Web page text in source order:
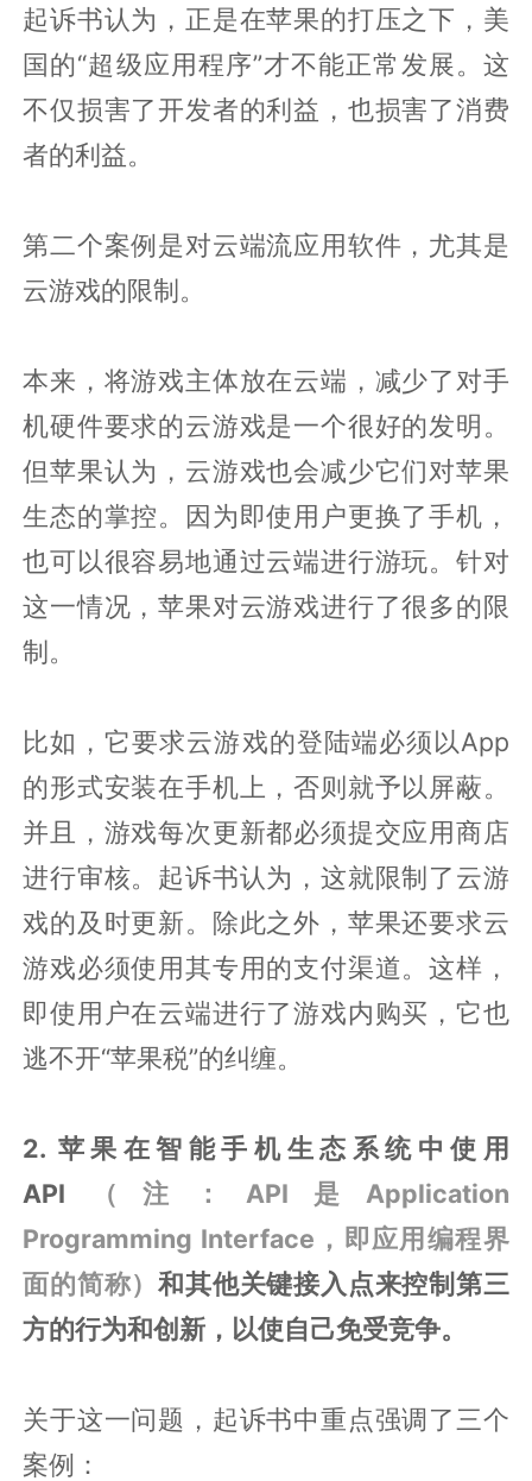
起诉书认为，正是在苹果的打压之下，美
国的“超级应用程序”才不能正常发展。这
不仅损害了开发者的利益，也损害了消费
者的利益。
第二个案例是对云端流应用软件，尤其是
云游戏的限制。
本来，将游戏主体放在云端，减少了对手
机硬件要求的云游戏是一个很好的发明。
但苹果认为，云游戏也会减少它们对苹果
生态的掌控。因为即使用户更换了手机，
也可以很容易地通过云端进行游玩。针对
这一情况，苹果对云游戏进行了很多的限
制。
比如，它要求云游戏的登陆端必须以App
的形式安装在手机上，否则就予以屏蔽。
并且，游戏每次更新都必须提交应用商店
进行审核。起诉书认为，这就限制了云游
戏的及时更新。除此之外，苹果还要求云
游戏必须使用其专用的支付渠道。这样，
即使用户在云端进行了游戏内购买，它也
逃不开“苹果税”的纠缠。
2. 苹果在智能手机生态系统中使用
API （注：API是Application
Programming Interface，即应用编程界
面的简称）和其他关键接入点来控制第三
方的行为和创新，以使自己免受竞争。
关于这一问题，起诉书中重点强调了三个
案例：